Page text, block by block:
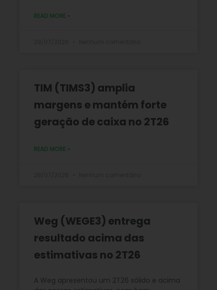
READ MORE »
TIM (TIMS3) amplia
margens e mantém forte
geração de caixa no 2T26
READ MORE »
Weg (WEGE3) entrega
resultado acima das
estimativas no 2T26
A Weg apresentou um 2T26 sólido e acima